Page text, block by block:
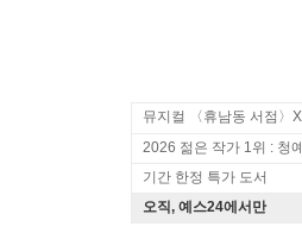
2026 젊은 작가 1위 : 청예
기간 한정 특가 도서
오직, 예스24에서만